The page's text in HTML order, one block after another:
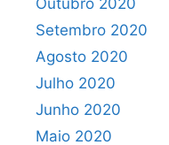
Outubro 2020
Setembro 2020
Agosto 2020
Julho 2020
Junho 2020
Maio 2020